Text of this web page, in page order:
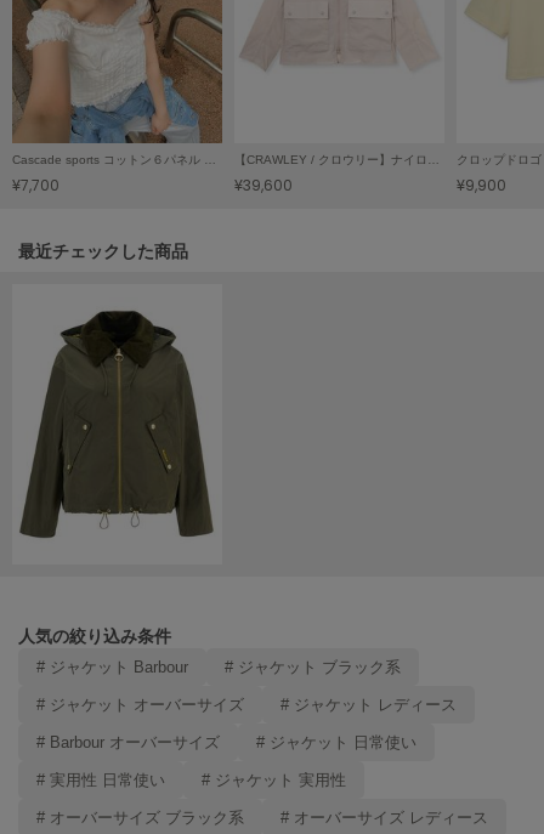
ラート
ル
le coq sportif
LILY BROWN
リリーブラウン
LILY BROWN Lingerie
リリーブラウンランジェリー
LITTLE UNION TOKYO
リトルユニオン トウキョウ
ミチュ コケット
ミースロエ
miies miim
ミーエスミーム
Cascade sports コットン６パネル キャップ
¥7,700
【CRAWLEY / クロウリー】ナイロンジャケット Japan Exclusive（レディース）
¥39,600 ¥9,900
関連記事
最近チェックした商品
人気の絞り込み条件
# ジャケット Barbour # ジャケット ブラック系
# ジャケット オーバーサイズ # ジャケット レディース
# Barbour オーバーサイズ # ジャケット 日常使い
# 実用性 日常使い # ジャケット 実用性
# オーバーサイズ ブラック系 # オーバーサイズ レディース